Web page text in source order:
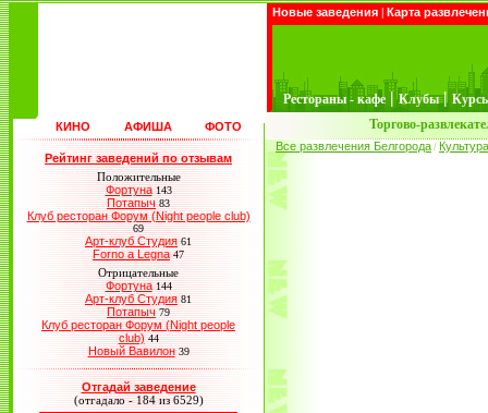
Новые заведения | Карта
Рестораны - кафе | Клубы |
КИНО АФИША ФОТО Торгово-
Рейтинг заведений по отзывам
Положительные
Фортуна 143
Потапыч 83
Клуб ресторан Форум (Night people club)
69
Арт-клуб Студия 61
Forno a Legna 47
Отрицательные
Фортуна 144
Арт-клуб Студия 81
Потапыч 79
Клуб ресторан Форум (Night people
club) 44
Новый Вавилон 39
Отгадай заведение
(отгадало - 184 из 6529)
Все развлечения Белгорода / Культура